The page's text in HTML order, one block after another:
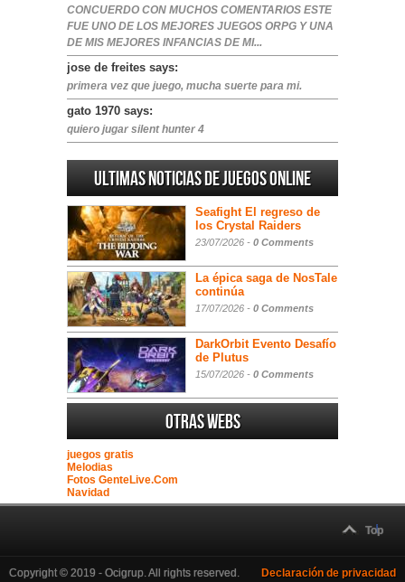
CONCUERDO CON MUCHOS COMENTARIOS ESTE
FUE UNO DE LOS MEJORES JUEGOS ORPG Y UNA
DE MIS MEJORES INFANCIAS DE MI...
jose de freites says:
primera vez que juego, mucha suerte para mi.
gato 1970 says:
quiero jugar silent hunter 4
Ultimas noticias de juegos online
Seafight El regreso de
los Crystal Raiders
23/07/2026 - 0 Comments
La épica saga de NosTale
continúa
17/07/2026 - 0 Comments
DarkOrbit Evento Desafío
de Plutus
15/07/2026 - 0 Comments
Otras webs
juegos gratis
Melodias
Fotos GenteLive.Com
Navidad
Top
Copyright © 2019 - Ocigrup. All rights reserved. Declaración de privacidad